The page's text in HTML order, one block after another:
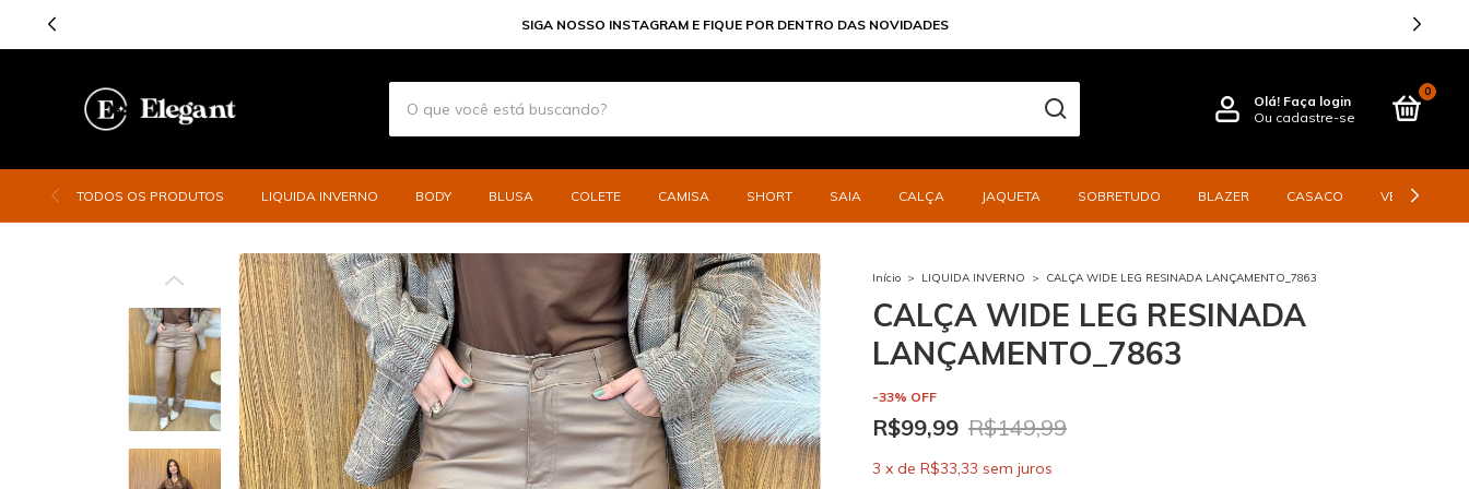
PARCELE SUAS COMPRAS EM ATE 6X
Olá! Faça login
Ou cadastre-se
0
TODOS OS PRODUTOS LIQUIDA INVERNO BODY BLUSA COLETE CAMISA SHORT SAIA CALÇA JAQUETA SOBRETUDO BLAZER CASACO VESTIDO
Início > LIQUIDA INVERNO > CALÇA WIDE LEG RESINADA LANÇAMENTO_7863
CALÇA WIDE LEG RESINADA
LANÇAMENTO_7863
-33% OFF
R$99,99 R$149,99
3 x de R$33,33 sem juros